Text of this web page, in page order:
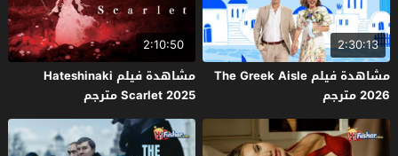
2:30:13
مشاهدة فيلم The Greek Aisle
2026 مترجم
2:10:50
مشاهدة فيلم Hateshinaki
Scarlet 2025 مترجم